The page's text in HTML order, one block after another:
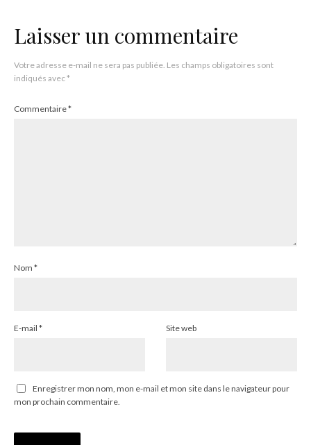
Laisser un commentaire
Votre adresse e-mail ne sera pas publiée. Les champs obligatoires sont
indiqués avec*
Commentaire*
Nom *
E-mail * Site web
Enregistrer mon nom, mon e-mail et mon site dans le navigateur pour
mon prochain commentaire.